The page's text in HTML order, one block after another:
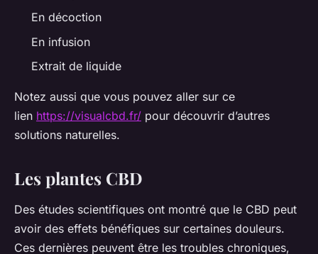
En décoction
En infusion
Extrait de liquide
Notez aussi que vous pouvez aller sur ce
lien https://visualcbd.fr/ pour découvrir d’autres
solutions naturelles.
Les plantes CBD
Des études scientifiques ont montré que le CBD peut
avoir des effets bénéfiques sur certaines douleurs.
Ces dernières peuvent être les troubles chroniques,